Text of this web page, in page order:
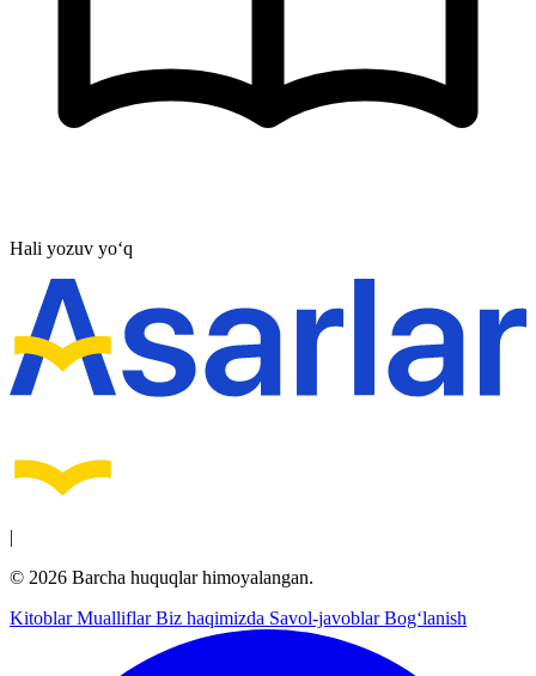
Hali yozuv yo‘q
|
© 2026 Barcha huquqlar himoyalangan.
KitoblarMualliflarBiz haqimizda Savol-javoblarBog‘lanish